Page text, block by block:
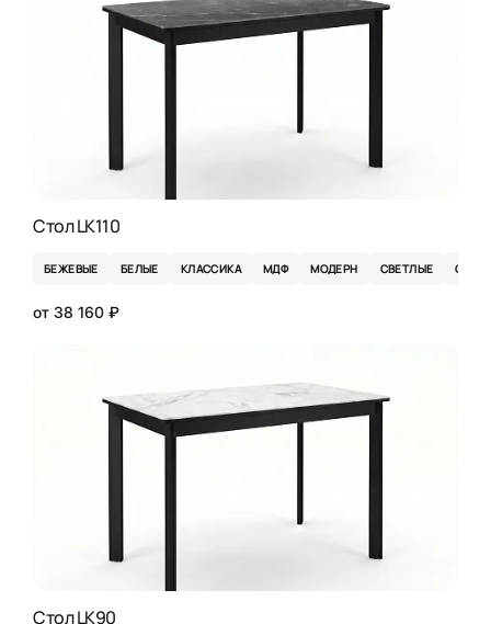
Стол LK110
БЕЖЕВЫЕ БЕЛЫЕ КЛАССИКА МДФ МОДЕРН СВЕТЛЫЕ
от 38 160 ₽
Стол LK90